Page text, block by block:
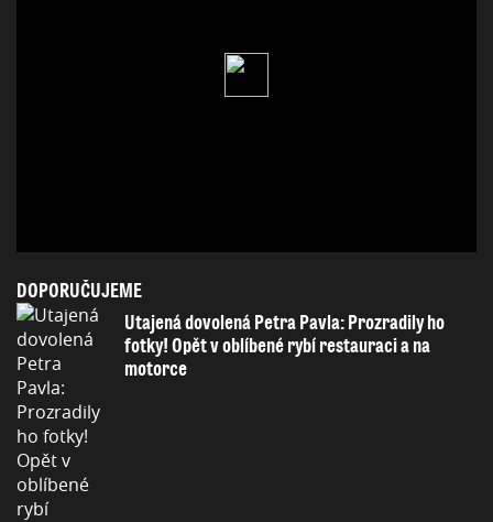
DOPORUČUJEME
Utajená dovolená Petra Pavla: Prozradily ho
fotky! Opět v oblíbené rybí restauraci a na
motorce